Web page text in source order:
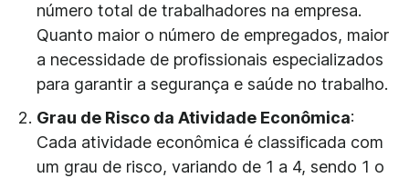
número total de trabalhadores na empresa.
Quanto maior o número de empregados, maior
a necessidade de profissionais especializados
para garantir a segurança e saúde no trabalho.
Grau de Risco da Atividade Econômica:
Cada atividade econômica é classificada com
um grau de risco, variando de 1 a 4, sendo 1 o